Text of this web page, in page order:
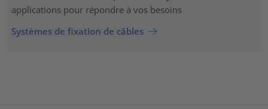
applications pour répondre à vos besoins
Systèmes de fixation de câbles